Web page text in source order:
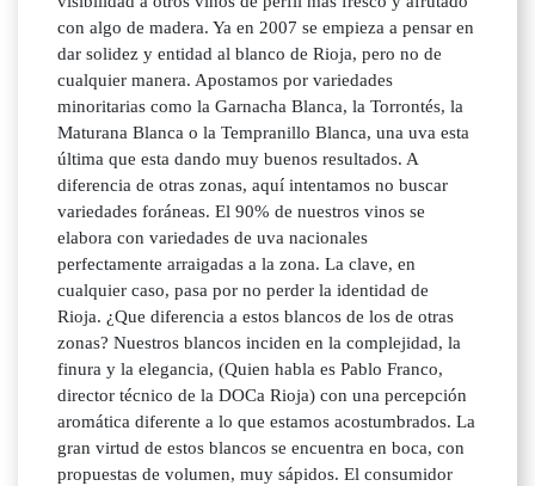
con algo de madera. Ya en 2007 se empieza a pensar en
dar solidez y entidad al blanco de Rioja, pero no de
cualquier manera. Apostamos por variedades
minoritarias como la Garnacha Blanca, la Torrontés, la
Maturana Blanca o la Tempranillo Blanca, una uva esta
última que esta dando muy buenos resultados. A
diferencia de otras zonas, aquí intentamos no buscar
variedades foráneas. El 90% de nuestros vinos se
elabora con variedades de uva nacionales
perfectamente arraigadas a la zona. La clave, en
cualquier caso, pasa por no perder la identidad de
Rioja. ¿Que diferencia a estos blancos de los de otras
zonas? Nuestros blancos inciden en la complejidad, la
finura y la elegancia, (Quien habla es Pablo Franco,
director técnico de la DOCa Rioja) con una percepción
aromática diferente a lo que estamos acostumbrados. La
gran virtud de estos blancos se encuentra en boca, con
propuestas de volumen, muy sápidos. El consumidor